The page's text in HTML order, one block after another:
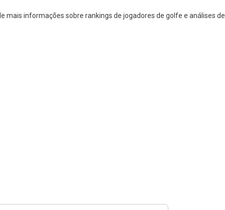
mais informações sobre rankings de jogadores de golfe e análises de